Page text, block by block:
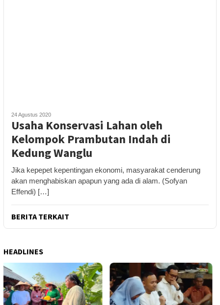
24 Agustus 2020
Usaha Konservasi Lahan oleh
Kelompok Prambutan Indah di
Kedung Wanglu
Jika kepepet kepentingan ekonomi, masyarakat cenderung
akan menghabiskan apapun yang ada di alam. (Sofyan
Effendi) […]
BERITA TERKAIT
HEADLINES